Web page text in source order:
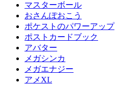
マスターボール
おさんぽおこう
ポケストのパワーアップ
ポストカードブック
アバター
メガシンカ
メガエナジー
アメXL